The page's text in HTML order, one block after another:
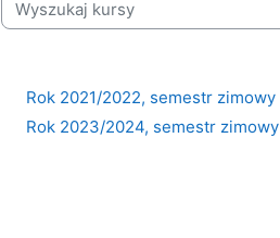
Rok 2021/2022, semestr zimowy
Rok 2023/2024, semestr zimowy